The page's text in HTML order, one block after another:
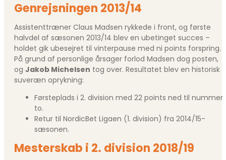
Genrejsningen 2013/14
Assistenttræner Claus Madsen rykkede i front, og første
halvdel af sæsonen 2013/14 blev en ubetinget succes –
holdet gik ubesejret til vinterpause med ni points forspring.
På grund af personlige årsager forlod Madsen dog posten,
og Jakob Michelsen tog over. Resultatet blev en historisk
suveræn oprykning:
Førsteplads i 2. division med 22 points ned til nummer
to.
Retur til NordicBet Ligaen (1. division) fra 2014/15-
sæsonen.
Mesterskab i 2. division 2018/19